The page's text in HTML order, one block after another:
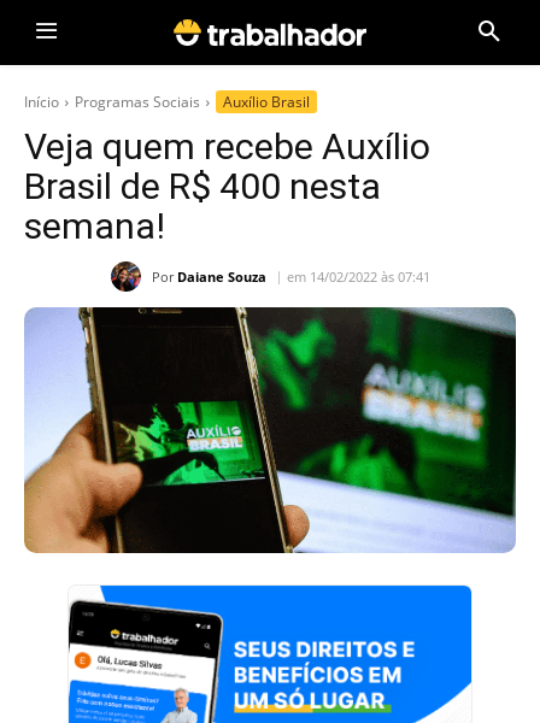
Início Programas Sociais Auxílio Brasil
Veja quem recebe Auxílio
Brasil de R$ 400 nesta
semana!
Por Daiane Souza em 14/02/2022 às 07:41